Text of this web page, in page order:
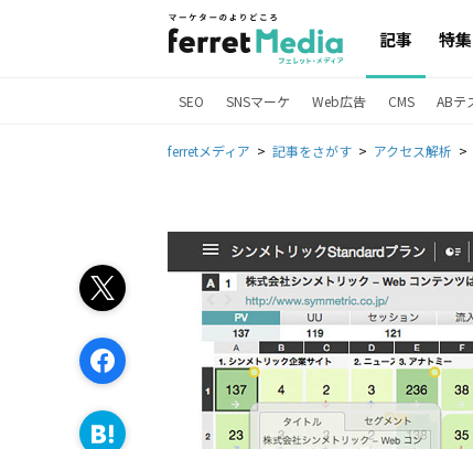
記事 特集
SEO SNSマーケ Web広告 CMS ABテ
ferretメディア 記事をさがす アクセス解析